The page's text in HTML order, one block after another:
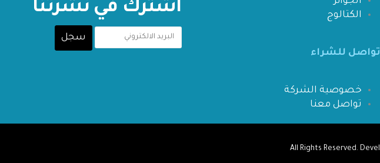
الكتالوج
تواصل للشراء
خصوصية الشركة
تواصل معنا
اشترك في نشرتنا